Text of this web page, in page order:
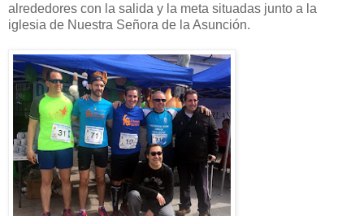
alrededores con la salida y la meta situadas junto a la
iglesia de Nuestra Señora de la Asunción.